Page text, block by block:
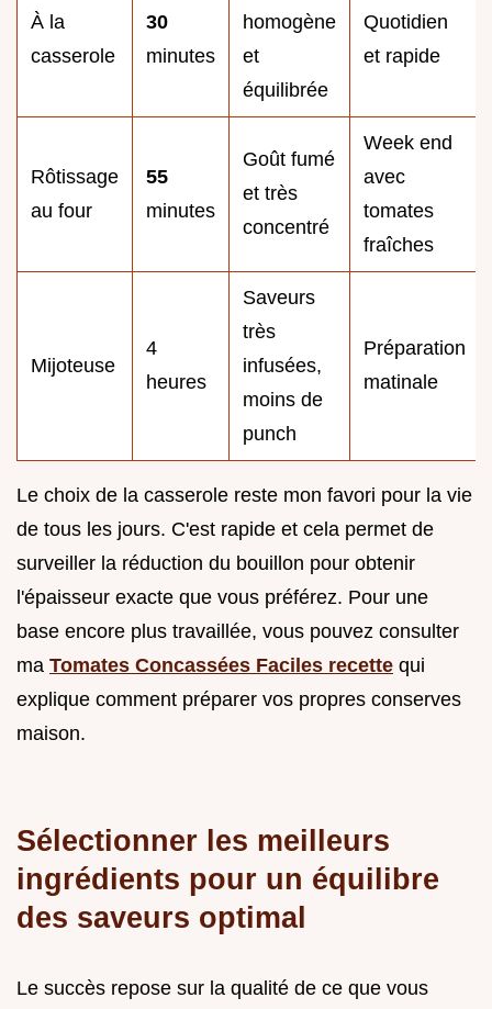
À la
casserole
30
minutes
homogène
et
équilibrée
Quotidien
et rapide
Rôtissage
au four
55
minutes
Goût fumé
et très
concentré
Week end
avec
tomates
fraîches
Mijoteuse
4
heures
Saveurs
très
infusées,
moins de
punch
Préparation
matinale
Le choix de la casserole reste mon favori pour la vie
de tous les jours. C'est rapide et cela permet de
surveiller la réduction du bouillon pour obtenir
l'épaisseur exacte que vous préférez. Pour une
base encore plus travaillée, vous pouvez consulter
ma Tomates Concassées Faciles recette qui
explique comment préparer vos propres conserves
maison.
Sélectionner les meilleurs
ingrédients pour un équilibre
des saveurs optimal
Le succès repose sur la qualité de ce que vous